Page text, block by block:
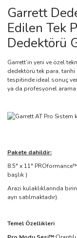
Garrett
Edilen Tek
Dedektörü
Garrett’in yeni ve özel
dedektörü tek para, tarihi
tespitinde ideal sonuç
ya da profesyonel
Pakete dahildir:
8.5" x 11"
başlık )
Arazi kulaklıklarında
ayrı satılmaktadır).
Temel Özellikleri